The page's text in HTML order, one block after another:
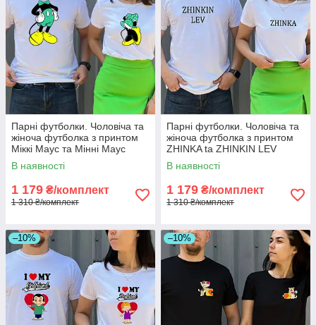
Парні футболки. Чоловіча та
жіноча футболка з принтом
Міккі Маус та Мінні Маус
В наявності
1 179 ₴/комплект
1 310 ₴/комплект
Парні футболки. Чоловіча та
жіноча футболка з принтом
ZHINKA ta ZHINKIN LEV
В наявності
1 179 ₴/комплект
1 310 ₴/комплект
–10% –10%